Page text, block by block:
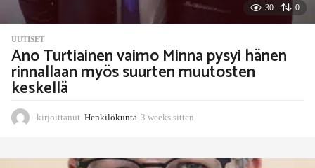
30 0
UUTISET
Ano Turtiainen vaimo Minna pysyi hänen
rinnallaan myös suurten muutosten
keskellä
kirjoittanut Henkilökunta 3 weeks sitten
e